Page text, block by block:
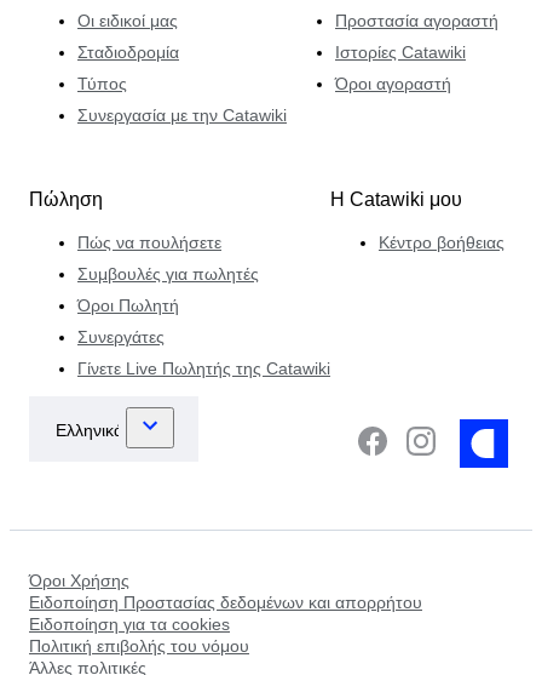
Οι ειδικοί μας
Σταδιοδρομία
Τύπος
Συνεργασία με την Catawiki
Προστασία αγοραστή
Ιστορίες Catawiki
Όροι αγοραστή
Πώληση
Πώς να πουλήσετε
Συμβουλές για πωλητές
Όροι Πωλητή
Συνεργάτες
Γίνετε Live Πωλητής της Catawiki
Η Catawiki μου
Κέντρο βοήθειας
Όροι Χρήσης
Ειδοποίηση Προστασίας δεδομένων και απορρήτου
Ειδοποίηση για τα cookies
Πολιτική επιβολής του νόμου
Άλλες πολιτικές